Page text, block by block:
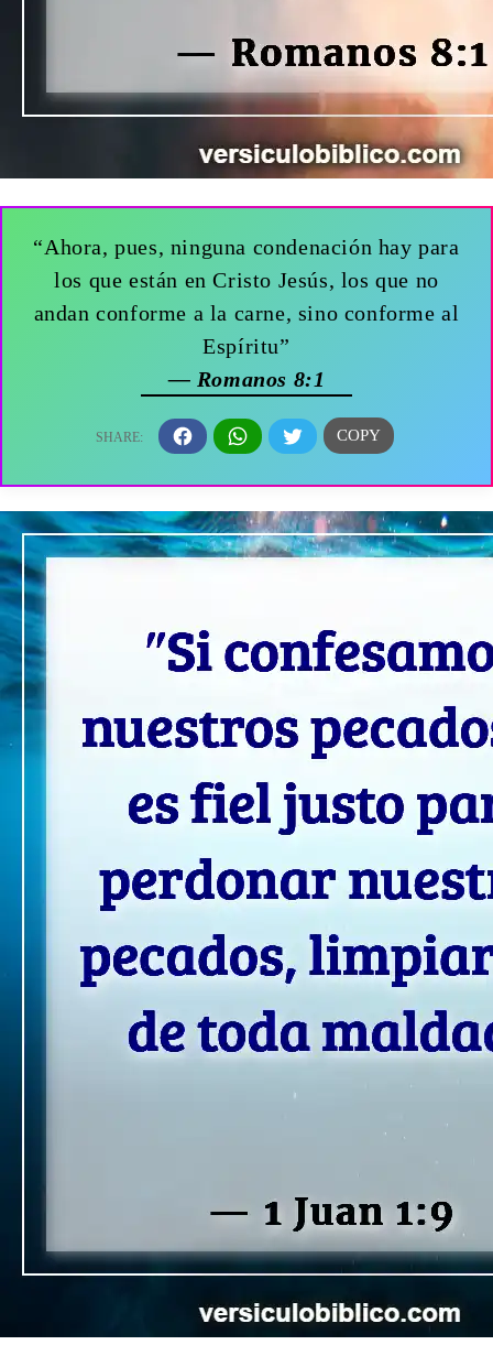
“Ahora, pues, ninguna condenación hay para
los que están en Cristo Jesús, los que no
andan conforme a la carne, sino conforme al
Espíritu”
— Romanos 8:1